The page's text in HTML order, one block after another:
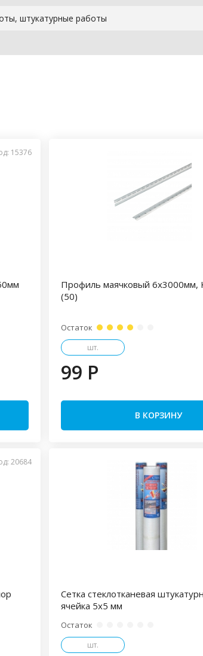
штукатурные работы
15376
Профиль маячковый 6х3000мм,
(50)
Остаток
шт.
99 P
В КОРЗИНУ
20684
Сетка стеклотканевая
ячейка 5х5 мм
Остаток
шт.